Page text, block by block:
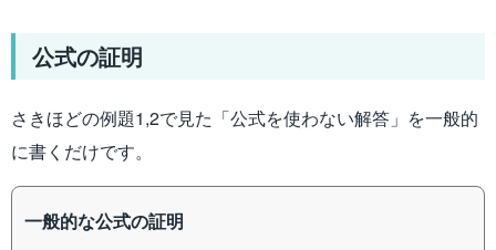
公式の証明
さきほどの例題1,2で見た「公式を使わない解答」を一般的
に書くだけです。
一般的な公式の証明